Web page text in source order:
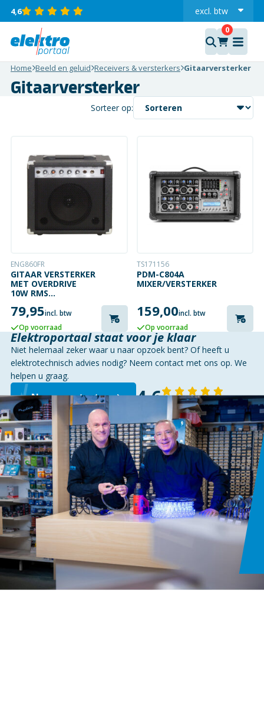
4,6 excl. btw
incl.
Home Beeld en geluid Receivers & versterkers Gitaarversterker
Gitaarversterker
Sorteer op:
ENG860FR
GITAAR VERSTERKER
MET OVERDRIVE
10W RMS
79,95incl. btw
Op voorraad
TS171156
PDM-C804A
MIXER/VERSTERKER
159,00incl. btw
Op voorraad
Elektroportaal staat voor je klaar
Niet helemaal zeker waar u naar opzoek bent? Of heeft u
elektrotechnisch advies nodig? Neem contact met ons op. We
helpen u graag.
Neem contact op 4,6 143 reviews